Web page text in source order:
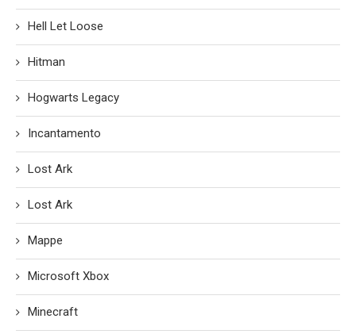
Hell Let Loose
Hitman
Hogwarts Legacy
Incantamento
Lost Ark
Lost Ark
Mappe
Microsoft Xbox
Minecraft